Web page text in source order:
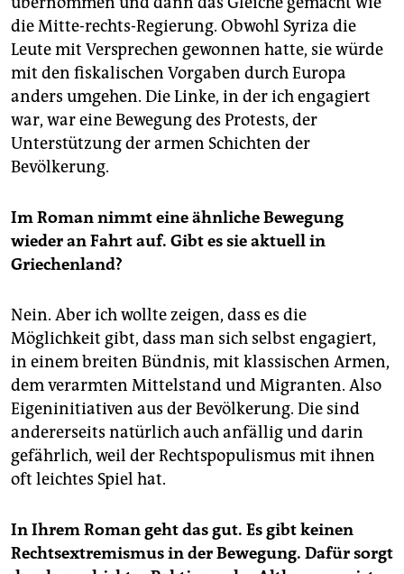
die Mitte-rechts-Regierung. Obwohl Syriza die
Leute mit Versprechen gewonnen hatte, sie würde
mit den fiskalischen Vorgaben durch Europa
anders umgehen. Die Linke, in der ich engagiert
war, war eine Bewegung des Protests, der
Unterstützung der armen Schichten der
Bevölkerung.
Im Roman nimmt eine ähnliche Bewegung
wieder an Fahrt auf. Gibt es sie aktuell in
Griechenland?
Nein. Aber ich wollte zeigen, dass es die
Möglichkeit gibt, dass man sich selbst engagiert,
in einem breiten Bündnis, mit klassischen Armen,
dem verarmten Mittelstand und Migranten. Also
Eigeninitiativen aus der Bevölkerung. Die sind
andererseits natürlich auch anfällig und darin
gefährlich, weil der Rechtspopulismus mit ihnen
oft leichtes Spiel hat.
In Ihrem Roman geht das gut. Es gibt keinen
Rechtsextremismus in der Bewegung. Dafür sorgt